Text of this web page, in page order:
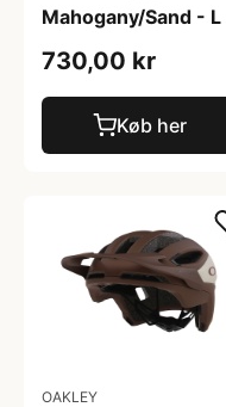
Mahogany/Sand - L
730,00 kr
Køb her
OAKLEY